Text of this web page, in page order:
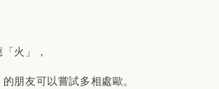
火」，
朋友可以嘗試多相處歐。